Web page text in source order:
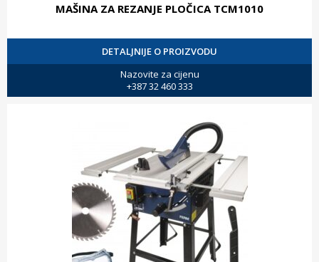
MAŠINA ZA REZANJE PLOČICA TCM1010
DETALJNIJE O PROIZVODU
Nazovite za cijenu
+387 32 460 333